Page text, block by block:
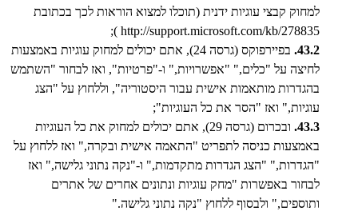
למחוק קבצי עוגיות ידנית (תוכלו למצוא הוראות לכך בכתובת
http://support.microsoft.com/kb/278835 );
43.2.
בפיירפוקס (גרסה 24), אתם יכולים למחוק עוגיות באמצעות
לחיצה על "כלים," "אפשרויות," ו-"פרטיות", ואז לבחור "השתמש
בהגדרות מותאמות אישית עבור היסטוריה", וללחוץ על "הצג
עוגיות," ואז "הסר את כל העוגיות";
43.3.
ובכרום (גרסה 29), אתם יכולים למחוק את כל העוגיות
באמצעות כניסה לתפריט "התאמה אישית ובקרה," ואז ללחוץ על
"הגדרות," "הצג הגדרות מתקדמות," ו-"נקה נתוני גלישה," ואז
לבחור באפשרות "מחק עוגיות ונתונים אחרים של אתרים
ותוספים," ולבסוף ללחוץ "נקה נתוני גלישה."